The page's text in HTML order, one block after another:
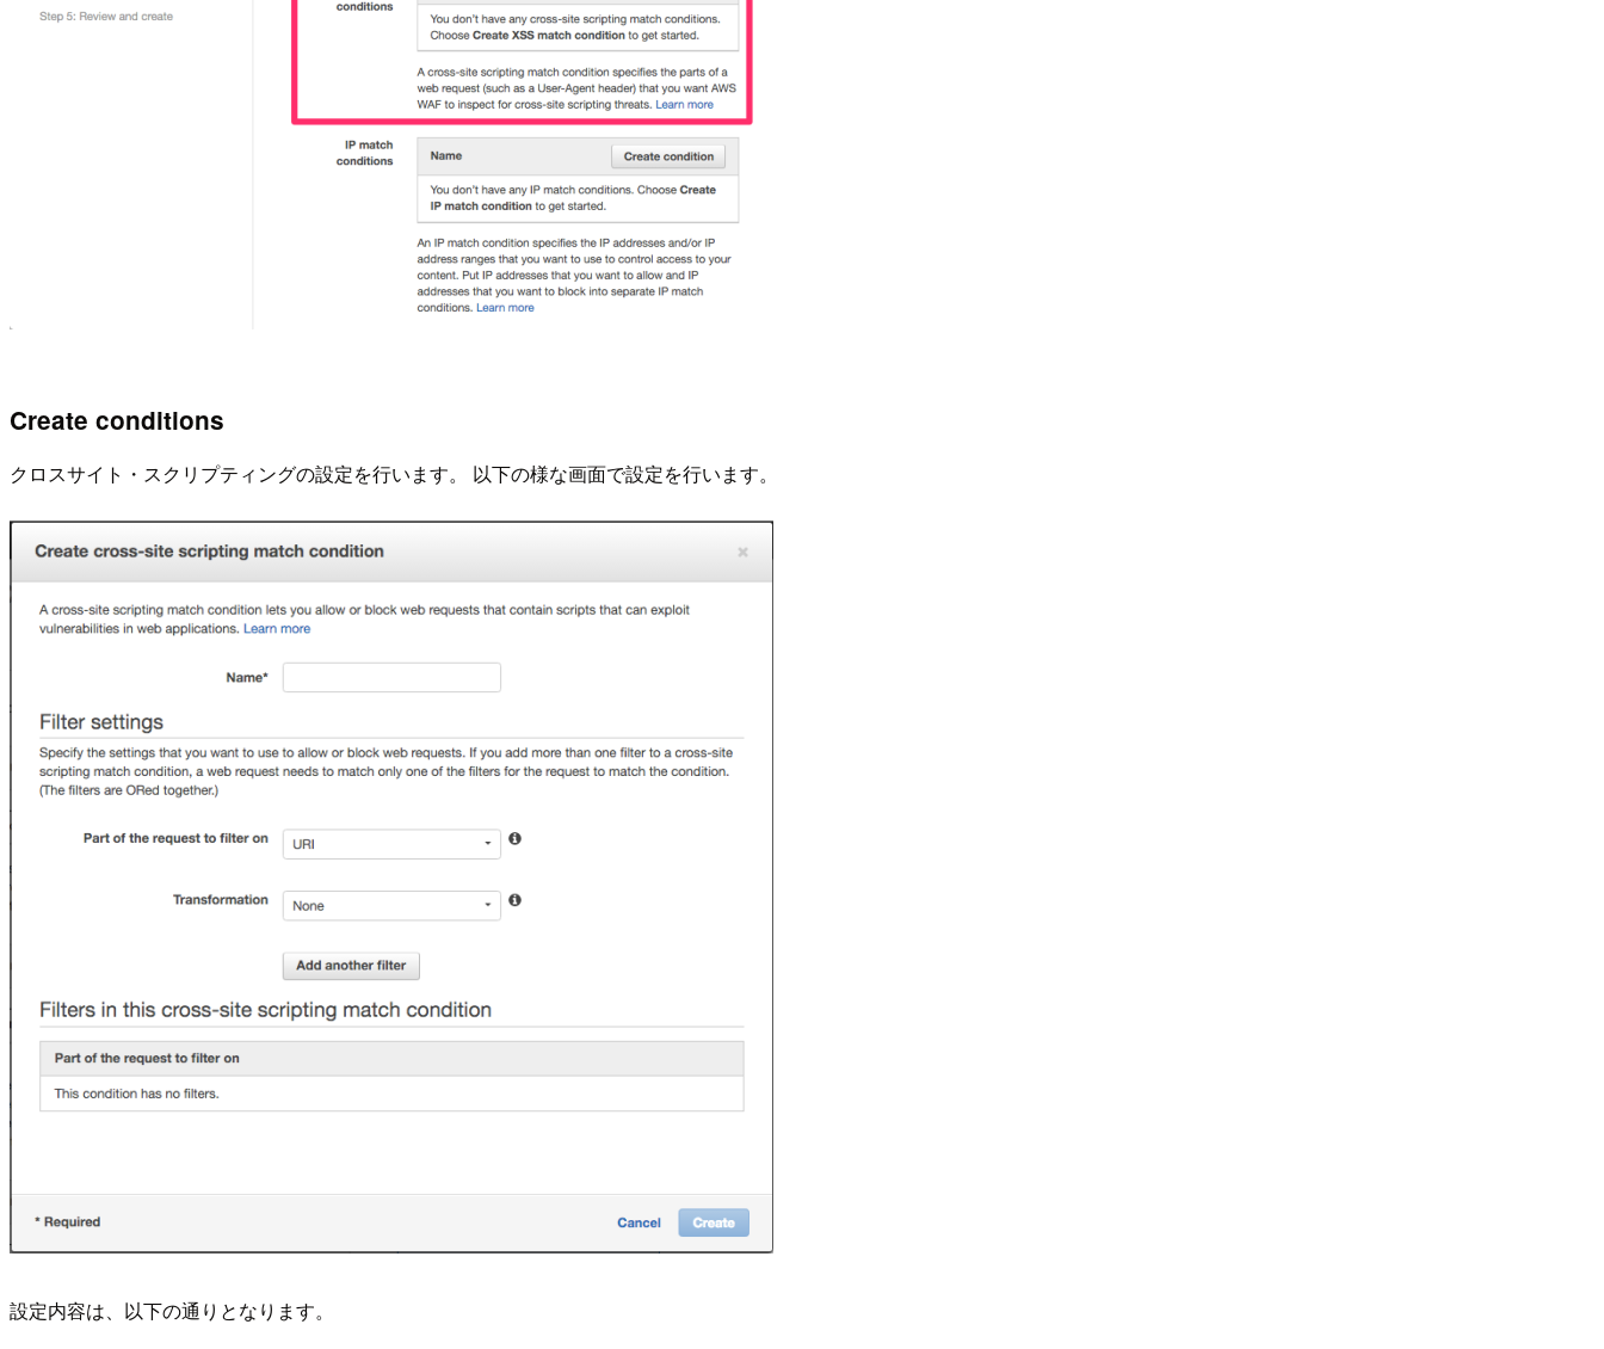
Create conditions
クロスサイト・スクリプティングの設定を行います。 以下の様な画面で設定を行います。
設定内容は、以下の通りとなります。